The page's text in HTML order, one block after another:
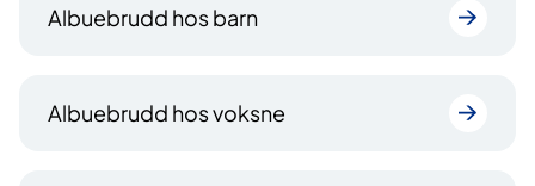
Albuebrudd hos barn
Albuebrudd hos voksne